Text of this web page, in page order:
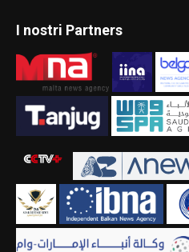
I nostri Partners